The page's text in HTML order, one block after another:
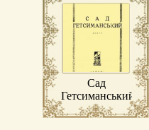
Сад
Гетсиманський